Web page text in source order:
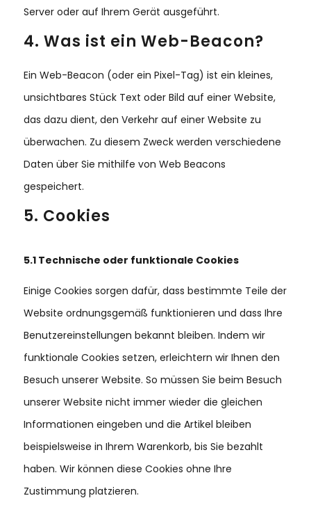
Server oder auf Ihrem Gerät ausgeführt.
4. Was ist ein Web-Beacon?
Ein Web-Beacon (oder ein Pixel-Tag) ist ein kleines,
unsichtbares Stück Text oder Bild auf einer Website,
das dazu dient, den Verkehr auf einer Website zu
überwachen. Zu diesem Zweck werden verschiedene
Daten über Sie mithilfe von Web Beacons
gespeichert.
5. Cookies
5.1 Technische oder funktionale Cookies
Einige Cookies sorgen dafür, dass bestimmte Teile der
Website ordnungsgemäß funktionieren und dass Ihre
Benutzereinstellungen bekannt bleiben. Indem wir
funktionale Cookies setzen, erleichtern wir Ihnen den
Besuch unserer Website. So müssen Sie beim Besuch
unserer Website nicht immer wieder die gleichen
Informationen eingeben und die Artikel bleiben
beispielsweise in Ihrem Warenkorb, bis Sie bezahlt
haben. Wir können diese Cookies ohne Ihre
Zustimmung platzieren.